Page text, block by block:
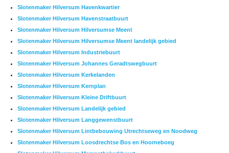
Slotenmaker Hilversum Havenkwartier
Slotenmaker Hilversum Havenstraatbuurt
Slotenmaker Hilversum Hilversumse Meent
Slotenmaker Hilversum Hilversumse Meent landelijk gebied
Slotenmaker Hilversum Industriebuurt
Slotenmaker Hilversum Johannes Geradtswegbuurt
Slotenmaker Hilversum Kerkelanden
Slotenmaker Hilversum Kernplan
Slotenmaker Hilversum Kleine Driftbuurt
Slotenmaker Hilversum Landelijk gebied
Slotenmaker Hilversum Langgewenstbuurt
Slotenmaker Hilversum Lintbebouwing Utrechtseweg en Noodweg
Slotenmaker Hilversum Loosdrechtse Bos en Hoorneboeg